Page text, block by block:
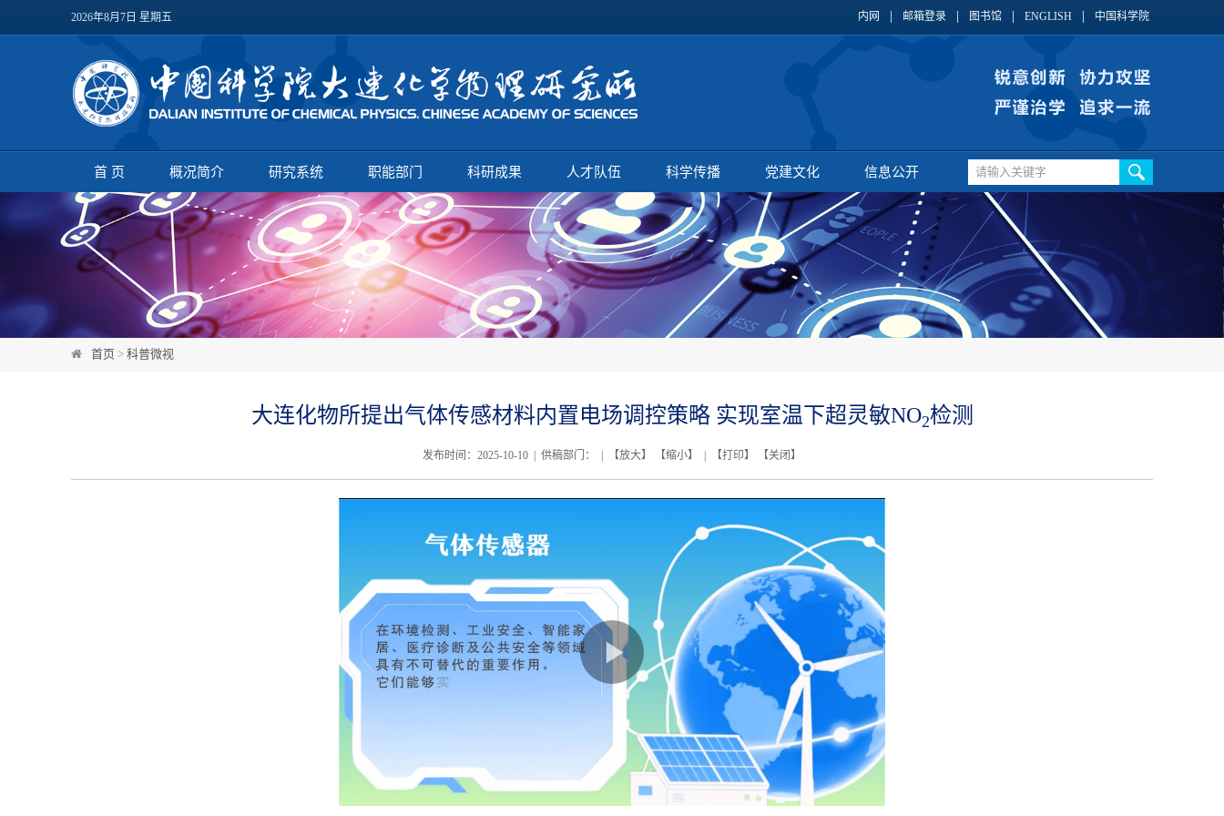
2026年8月7日 星期五 内网 邮箱登录 图书馆 ENGLISH 中国科学院
首 页 概况简介 研究系统 职能部门 科研成果 人才队伍 科学传播 党建文化 信息公开
首页 > 科普微视
大连化物所提出气体传感材料内置电场调控策略 实现室温下超灵敏NO2检测
发布时间：2025-10-10 | 供稿部门： | 【放大】 【缩小】 | 【打印】 【关闭 】